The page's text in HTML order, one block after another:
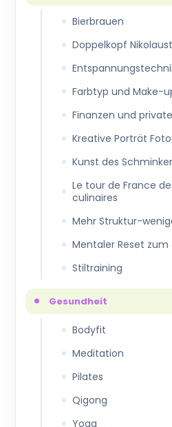
Bierbrauen
Doppelkopf
Farbtyp und Make-
Finanzen und
Kreative Porträt
Kunst des
Le tour de France
culinaires
Mehr Struktur-
Mentaler Reset zum
Stiltraining
Gesundheit
Bodyfit
Meditation
Pilates
Qigong
Yoga